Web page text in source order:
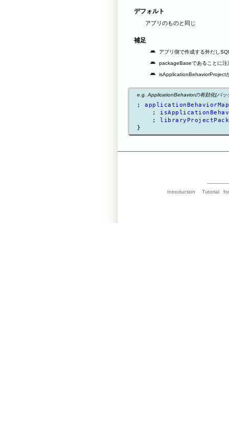
デフォルト
アプリのものと同じ
補足
アプリ側で作成する外だし
packageBaseであることに
isApplicationBehaviorProject
e.g. ApplicationBehaviorの有効化(パ
; applicationBehaviorMap
    ;
    ;
Introduction Tutorial